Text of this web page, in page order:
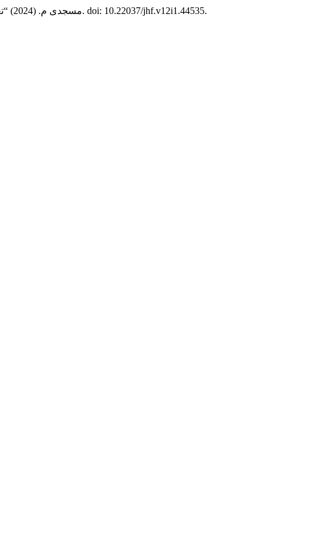
مسجدی م. (2024) “تعیین‌کننده‌های ترک دخانیات در سالمندان: یک مطالعه مروری ”,, 12(1), صص 46–54. doi: 10.22037/jhf.v12i1.44535.